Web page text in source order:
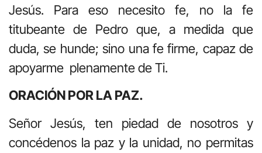
Jesús. Para eso necesito fe, no la fe
titubeante de Pedro que, a medida que
duda, se hunde; sino una fe firme, capaz de
apoyarme plenamente de Ti.
ORACIÓN POR LA PAZ.
Señor Jesús, ten piedad de nosotros y
concédenos la paz y la unidad, no permitas